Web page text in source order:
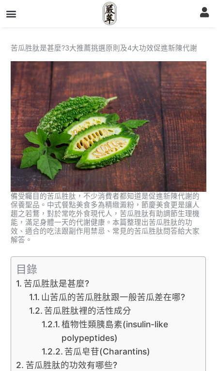
至
苦瓜胜肽是甚麼?3大推薦挑選原則及4大功效促進新陳代謝
備受矚目的苦瓜胜肽，不少消費者都知道是促進新陳代謝的
保養聖品。中式餐點美食多為精緻澱粉，節慶美食更是讓人
趨之若鶩，對於常吃外食現代人，苦瓜胜肽有助調節生理機
能，滿足身體一天的代謝健康。本篇整理出苦瓜胜肽的功
效、適合的吃法跟副作用禁忌、常見的苦瓜胜肽問答給大家
解答。
目錄
苦瓜胜肽是甚麼?
山苦瓜的苦瓜胜肽跟一般苦瓜差在哪?
苦瓜胜肽裡的活性成分
植物性類胰島素(insulin-like
polypeptides)
苦瓜皂苷(Charantins)
苦瓜胜肽的功效有哪些?